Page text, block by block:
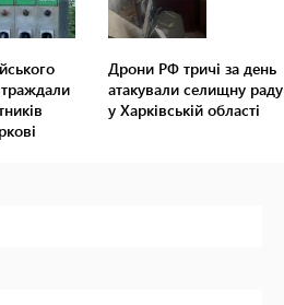
Дрони РФ тричі за день
атакували селищну раду
у Харківській області